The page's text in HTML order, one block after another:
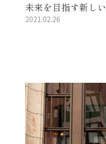
未来を目指す新し
2021.02.26